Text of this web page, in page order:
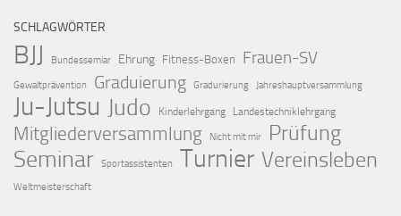
SCHLAGWÖRTER
BJJ Bundessemiar Ehrung Fitness-Boxen Frauen-SV
Gewaltprävention Graduierung Gradurierung Jahreshauptversammlung
Ju-Jutsu Judo Kinderlehrgang Landestechniklehrgang
Mitgliederversammlung Nicht mit mir Prüfung
Seminar Sportassistenten Turnier Vereinsleben
Weltmeisterschaft